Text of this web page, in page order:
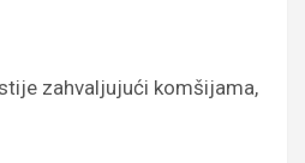
zahvaljujući komšijama,